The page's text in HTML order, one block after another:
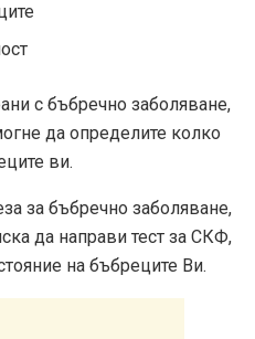
с бъбречно заболяване,
да определите колко
ви.
за бъбречно заболяване,
да направи тест за СКФ,
на бъбреците Ви.